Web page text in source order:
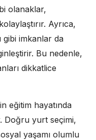
olanaklar,
Ayrıca,
gibi imkanlar da
Bu nedenle,
dikkatlice
eğitim hayatında
Doğru yurt seçimi,
yaşamı olumlu